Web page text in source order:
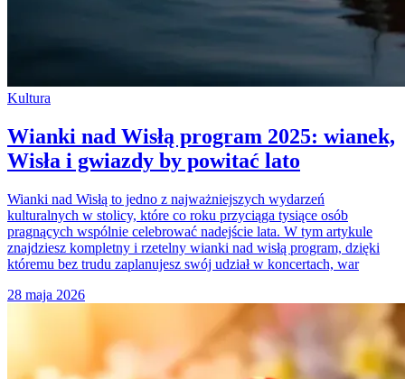
Kultura
Wianki nad Wisłą program 2025: wianek,
Wisła i gwiazdy by powitać lato
Wianki nad Wisłą to jedno z najważniejszych wydarzeń
kulturalnych w stolicy, które co roku przyciąga tysiące osób
pragnących wspólnie celebrować nadejście lata. W tym artykule
znajdziesz kompletny i rzetelny wianki nad wisłą program, dzięki
któremu bez trudu zaplanujesz swój udział w koncertach, war
28 maja 2026